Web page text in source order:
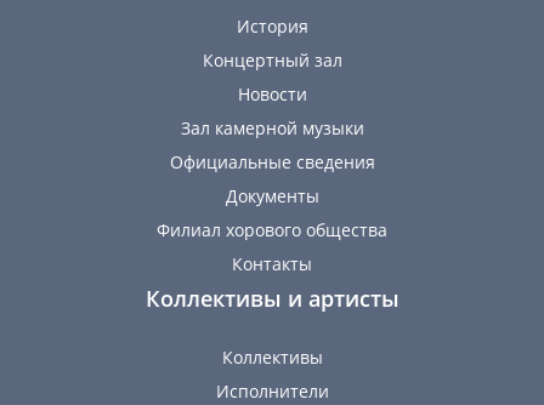
История
Концертный зал
Новости
Зал камерной музыки
Официальные сведения
Документы
Филиал хорового общества
Контакты
Коллективы и артисты
Коллективы
Исполнители